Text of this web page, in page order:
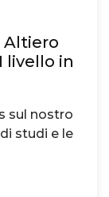
Altiero
livello in
sul nostro
studi e le